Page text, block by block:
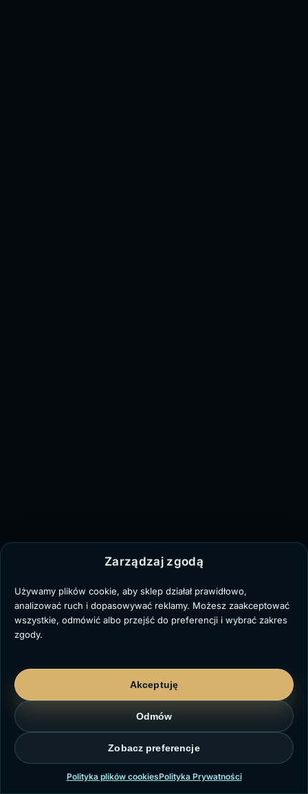
Zarządzaj zgodą
Używamy plików cookie, aby sklep działał prawidłowo,
analizować ruch i dopasowywać reklamy. Możesz zaakceptować
wszystkie, odmówić albo przejść do preferencji i wybrać zakres
zgody.
Akceptuję
Odmów
Zobacz preferencje
Polityka plików cookiesPolityka Prywatności